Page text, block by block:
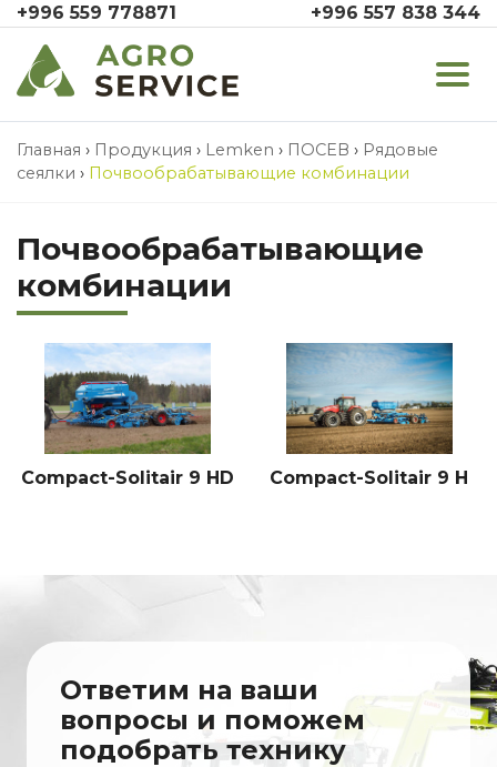
+996 559 778871 +996 557 838 344
Главная › Продукция › Lemken › ПОСЕВ › Рядовые
сеялки › Почвообрабатывающие комбинации
Почвообрабатывающие
комбинации
Compact-Solitair 9 HD Compact-Solitair 9 H
Ответим на ваши
вопросы и поможем
подобрать технику